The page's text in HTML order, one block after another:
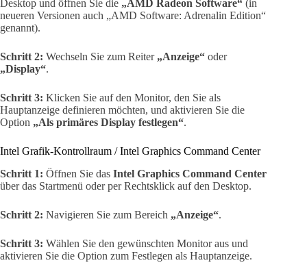
Desktop und öffnen Sie die „AMD Radeon Software“ (in
neueren Versionen auch „AMD Software: Adrenalin Edition“
genannt).
Schritt 2: Wechseln Sie zum Reiter „Anzeige“ oder
„Display“.
Schritt 3: Klicken Sie auf den Monitor, den Sie als
Hauptanzeige definieren möchten, und aktivieren Sie die
Option „Als primäres Display festlegen“.
Intel Grafik-Kontrollraum / Intel Graphics Command Center
Schritt 1: Öffnen Sie das Intel Graphics Command Center
über das Startmenü oder per Rechtsklick auf den Desktop.
Schritt 2: Navigieren Sie zum Bereich „Anzeige“.
Schritt 3: Wählen Sie den gewünschten Monitor aus und
aktivieren Sie die Option zum Festlegen als Hauptanzeige.